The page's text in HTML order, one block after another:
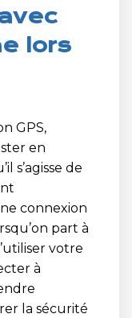
lors
GPS,
en
s’agisse de
connexion
part à
votre
à
la sécurité